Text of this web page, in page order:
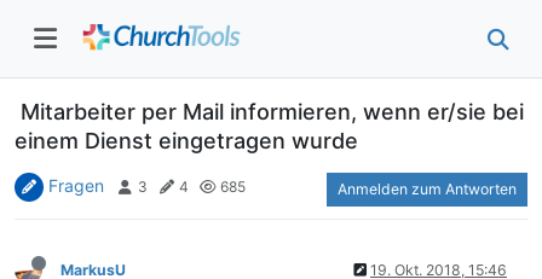
Mitarbeiter per Mail informieren, wenn er/sie bei
einem Dienst eingetragen wurde
Fragen 3 4 685 Anmelden zum Antworten
MarkusU 19. Okt. 2018, 15:46